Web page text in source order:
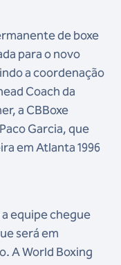
de boxe
para o novo
a coordenação
Coach da
a CBBoxe
Garcia, que
em Atlanta 1996
equipe chegue
será em
A World Boxing